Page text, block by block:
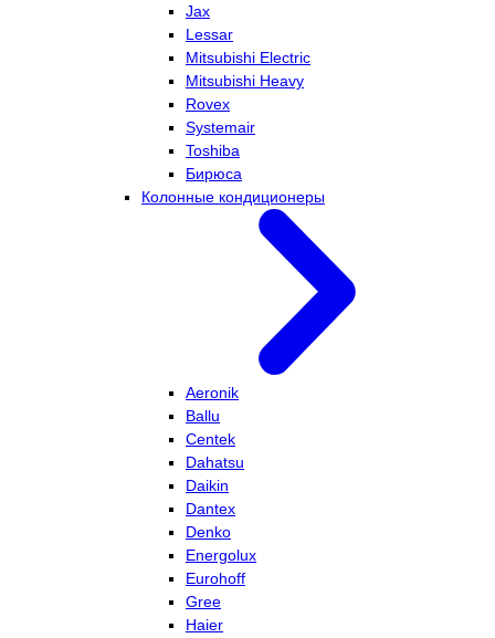
Jax
Lessar
Mitsubishi Electric
Mitsubishi Heavy
Rovex
Systemair
Toshiba
Бирюса
Колонные кондиционеры
Aeronik
Ballu
Centek
Dahatsu
Daikin
Dantex
Denko
Energolux
Eurohoff
Gree
Haier